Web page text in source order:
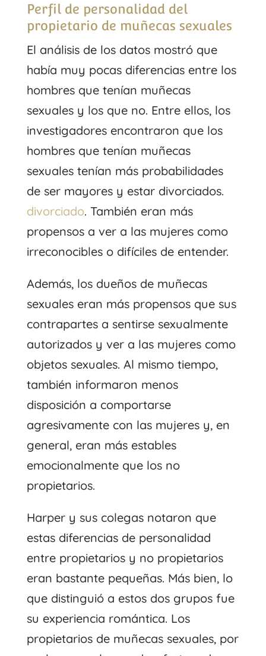
Perfil de personalidad del
propietario de muñecas sexuales
El análisis de los datos mostró que
había muy pocas diferencias entre los
hombres que tenían muñecas
sexuales y los que no. Entre ellos, los
investigadores encontraron que los
hombres que tenían muñecas
sexuales tenían más probabilidades
de ser mayores y estar divorciados.
divorciado. También eran más
propensos a ver a las mujeres como
irreconocibles o difíciles de entender.
Además, los dueños de muñecas
sexuales eran más propensos que sus
contrapartes a sentirse sexualmente
autorizados y ver a las mujeres como
objetos sexuales. Al mismo tiempo,
también informaron menos
disposición a comportarse
agresivamente con las mujeres y, en
general, eran más estables
emocionalmente que los no
propietarios.
Harper y sus colegas notaron que
estas diferencias de personalidad
entre propietarios y no propietarios
eran bastante pequeñas. Más bien, lo
que distinguió a estos dos grupos fue
su experiencia romántica. Los
propietarios de muñecas sexuales, por